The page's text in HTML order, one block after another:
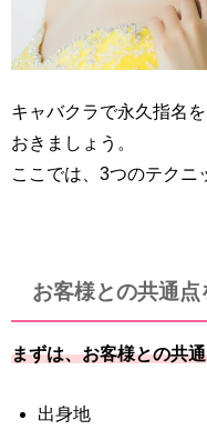
キャバクラで永久指名
おきましょう。
ここでは、3つのテクニ
お客様との共通点
まずは、お客様との共
出身地